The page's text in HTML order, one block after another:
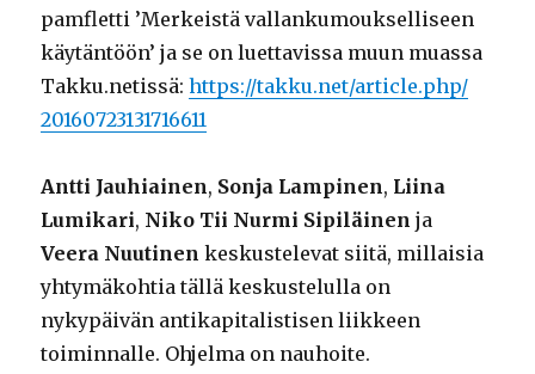
pamfletti ’Merkeistä vallankumoukselliseen
käytäntöön’ ja se on luettavissa muun muassa
Takku.netissä:https://takku.net/article.php/
20160723131716611
Antti Jauhiainen, Sonja Lampinen, Liina
Lumikari, Niko Tii Nurmi Sipiläinen ja
Veera Nuutinen keskustelevat siitä, millaisia
yhtymäkohtia tällä keskustelulla on
nykypäivän antikapitalistisen liikkeen
toiminnalle. Ohjelma on nauhoite.